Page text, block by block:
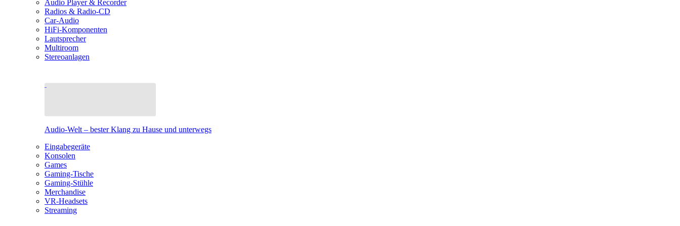
Audio Player & Recorder
Radios & Radio-CD
Car-Audio
HiFi-Komponenten
Lautsprecher
Multiroom
Stereoanlagen
Audio-Welt – bester Klang zu Hause und unterwegs
Eingabegeräte
Konsolen
Games
Gaming-Tische
Gaming-Stühle
Merchandise
VR-Headsets
Streaming